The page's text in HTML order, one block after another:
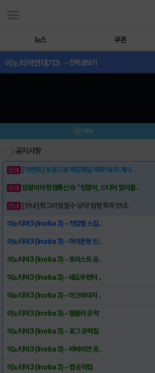
뉴스 쿠폰
이노티아연대기3 - 전체글보기
메뉴
공지사항
[이벤트] 웃음으로 매일매일 해피! 유머 게시..
밥알이의 헝앱통신 ⑲ “밥알이, 드디어 멀티를..
[안내] 헝그리앱 필수 상식! 밥알 획득 안내..
이노티아3 (Inotia 3) - 직업별 스킬..
이노티아3 (Inotia 3) - 아이폰용 인..
이노티아3 (Inotia 3) - 프리스트 공..
이노티아3 (Inotia 3) - 쉐도우헌터 ..
이노티아3 (Inotia 3) - 아크메이지 ..
이노티아3 (Inotia 3) - 템플러 공략
이노티아3 (Inotia 3) - 로그 공략집
이노티아3 (Inotia 3) - 바바리안 공..
이노티아3 (Inotia 3) - 맵 공략집